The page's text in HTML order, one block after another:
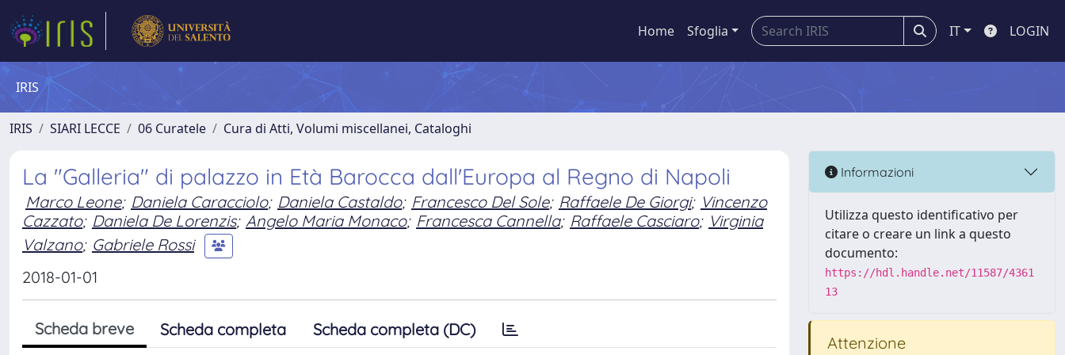
Home Sfoglia IT LOGIN
IRIS
IRIS SIARI LECCE 06 Curatele Cura di Atti, Volumi miscellanei, Cataloghi
La "Galleria" di palazzo in Età Barocca dall'Europa al Regno di Napoli
Marco Leone; Daniela Caracciolo; Daniela Castaldo; Francesco Del Sole; Raffaele De Giorgi; Vincenzo
Cazzato; Daniela De Lorenzis; Angelo Maria Monaco; Francesca Cannella; Raffaele Casciaro; Virginia
Valzano; Gabriele Rossi
2018-01-01
Scheda breve Scheda completa Scheda completa (DC)
Informazioni
Utilizza questo identificativo per
citare o creare un link a questo
documento:
https://hdl.handle.net/11587/4361
13
Attenzione